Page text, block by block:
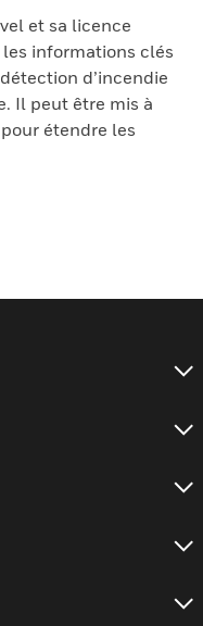
et sa licence
informations clés
d’incendie
Il peut être mis à
étendre les